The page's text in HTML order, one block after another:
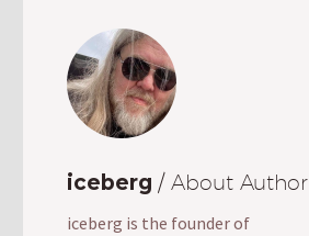
iceberg / About Author
iceberg is the founder of